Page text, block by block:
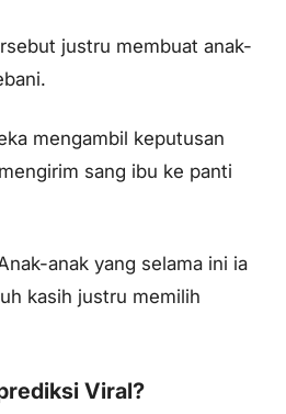
justru membuat anak-
mengambil keputusan
sang ibu ke panti
anak yang selama ini ia
kasih justru memilih
Viral?